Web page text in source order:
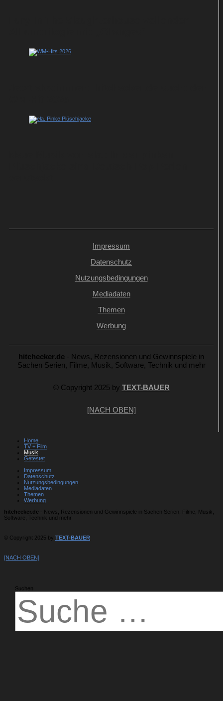
Impressum
Datenschutz
Nutzungsbedingungen
Mediadaten
Themen
Werbung
hitchecker.de - News, Rezensionen und Gewinnspiele in
Sachen Serien, Filme, Musik, Software, Technik und mehr
© Copyright 2025 by TEXT-BAUER
[NACH OBEN]
Home
TV + Film
Musik
Getestet
Impressum
Datenschutz
Nutzungsbedingungen
Mediadaten
Themen
Werbung
hitchecker.de - News, Rezensionen und Gewinnspiele in Sachen Serien, Filme, Musik,
Software, Technik und mehr
© Copyright 2025 by TEXT-BAUER
[NACH OBEN]
Suchen